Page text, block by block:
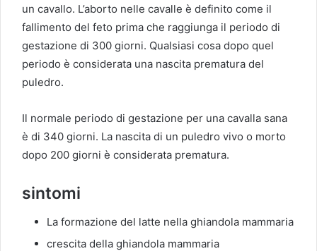
un cavallo. L’aborto nelle cavalle è definito come il
fallimento del feto prima che raggiunga il periodo di
gestazione di 300 giorni. Qualsiasi cosa dopo quel
periodo è considerata una nascita prematura del
puledro.
Il normale periodo di gestazione per una cavalla sana
è di 340 giorni. La nascita di un puledro vivo o morto
dopo 200 giorni è considerata prematura.
sintomi
La formazione del latte nella ghiandola mammaria
crescita della ghiandola mammaria